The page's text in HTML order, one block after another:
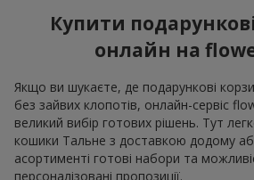
Купити
онлайн на
Якщо ви шукаєте, де подарункові
без зайвих клопотів, онлайн-сервіс
великий вибір готових рішень. Тут
кошики Тальне з доставкою додому
асортименті готові набори та
персоналізовані пропозиції.